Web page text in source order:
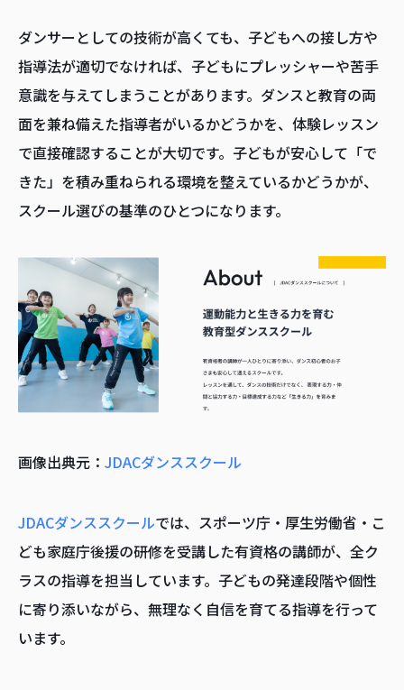
ダンサーとしての技術が高くても、子どもへの接し方や
指導法が適切でなければ、子どもにプレッシャーや苦手
意識を与えてしまうことがあります。ダンスと教育の両
面を兼ね備えた指導者がいるかどうかを、体験レッスン
で直接確認することが大切です。子どもが安心して「で
きた」を積み重ねられる環境を整えているかどうかが、
スクール選びの基準のひとつになります。
画像出典元： JDACダンススクール
JDACダンススクールでは、スポーツ庁・厚生労働省・こ
ども家庭庁後援の研修を受講した有資格の講師が、全ク
ラスの指導を担当しています。子どもの発達段階や個性
に寄り添いながら、無理なく自信を育てる指導を行って
います。